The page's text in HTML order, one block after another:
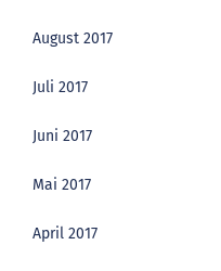
August 2017
Juli 2017
Juni 2017
Mai 2017
April 2017